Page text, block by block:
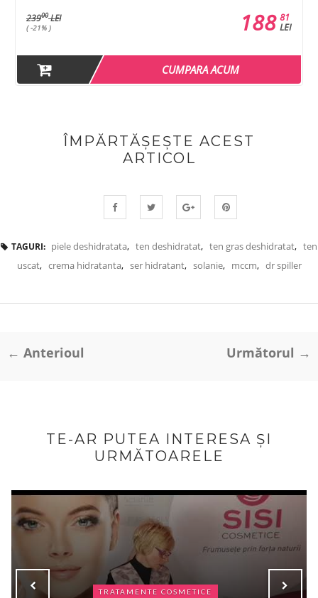
23900LEI
( -21% )
81
LEI
188
CUMPARA ACUM
ÎMPĂRTĂȘEȘTE ACEST
ARTICOL
TAGURI: piele deshidratata, ten deshidratat, ten gras deshidratat, ten
uscat, crema hidratanta, ser hidratant, solanie, mccm, dr spiller
← Anterioul Următorul →
TE-AR PUTEA INTERESA ȘI
URMĂTOARELE
TRATAMENTE COSMETICE